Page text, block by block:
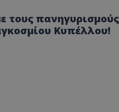
τους
Κυπέλλου!